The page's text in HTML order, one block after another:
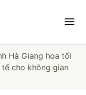
Hà Giang hoa tối
cho không gian